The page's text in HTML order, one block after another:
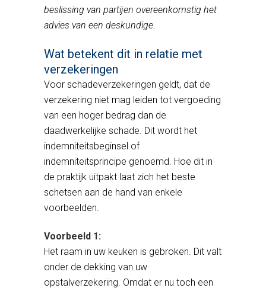
beslissing van partijen overeenkomstig het
advies van een deskundige.
Wat betekent dit in relatie met
verzekeringen
Voor schadeverzekeringen geldt, dat de
verzekering niet mag leiden tot vergoeding
van een hoger bedrag dan de
daadwerkelijke schade. Dit wordt het
indemniteitsbeginsel of
indemniteitsprincipe genoemd. Hoe dit in
de praktijk uitpakt laat zich het beste
schetsen aan de hand van enkele
voorbeelden.
Voorbeeld 1:
Het raam in uw keuken is gebroken. Dit valt
onder de dekking van uw
opstalverzekering. Omdat er nu toch een